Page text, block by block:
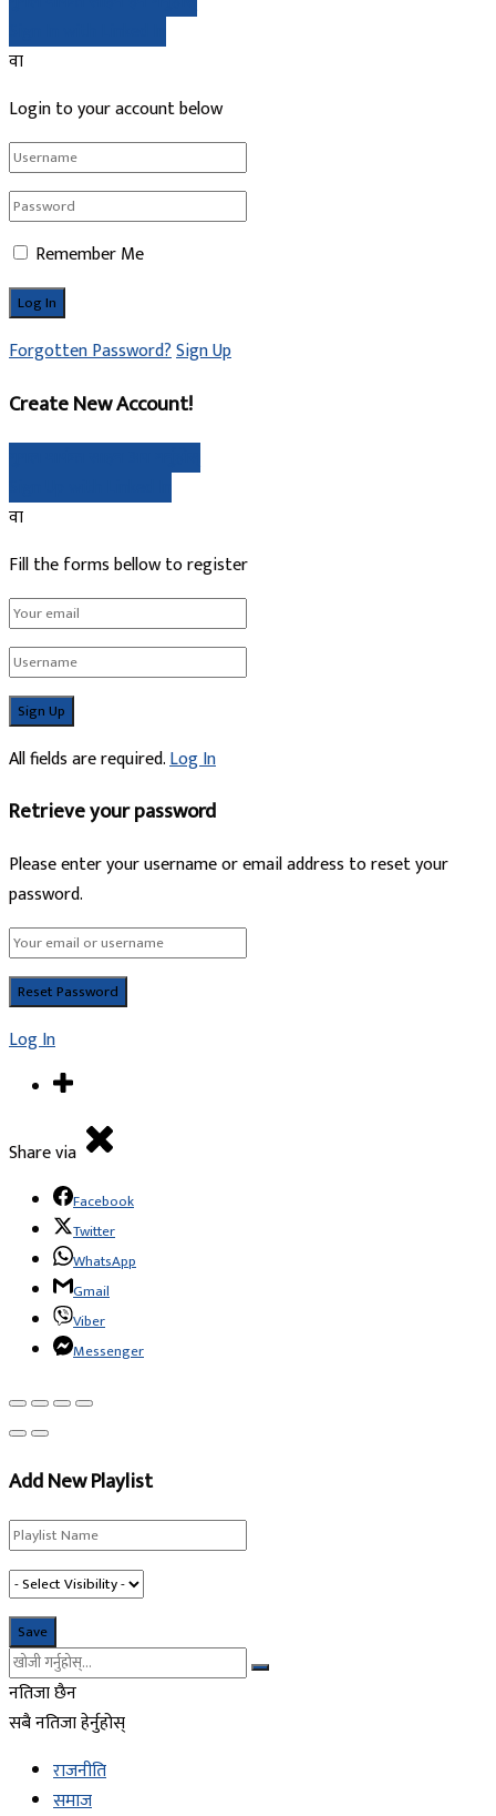
वा
Login to your account below
Remember Me
Forgotten Password?Sign Up
Create New Account!
वा
Fill the forms bellow to register
All fields are required.Log In
Retrieve your password
Please enter your username or email address to reset your
password.
Log In
Share via
Facebook
Twitter
WhatsApp
Gmail
Viber
Messenger
Add New Playlist
नतिजा छैन
सबै नतिजा हेर्नुहोस्
राजनीति
समाज